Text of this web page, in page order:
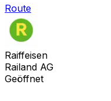
Route
Raiffeisen
Railand AG
Geöffnet